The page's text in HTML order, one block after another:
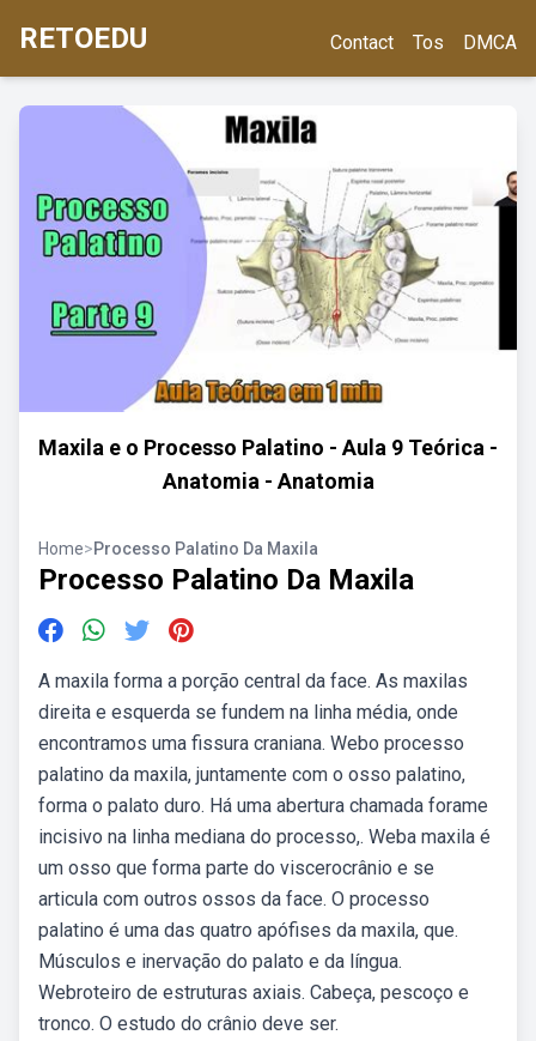
RETOEDU Contact Tos DMCA
Maxila e o Processo Palatino - Aula 9 Teórica -
Anatomia - Anatomia
Home>Processo Palatino Da Maxila
Processo Palatino Da Maxila
A maxila forma a porção central da face. As maxilas
direita e esquerda se fundem na linha média, onde
encontramos uma fissura craniana. Webo processo
palatino da maxila, juntamente com o osso palatino,
forma o palato duro. Há uma abertura chamada forame
incisivo na linha mediana do processo,. Weba maxila é
um osso que forma parte do viscerocrânio e se
articula com outros ossos da face. O processo
palatino é uma das quatro apófises da maxila, que.
Músculos e inervação do palato e da língua.
Webroteiro de estruturas axiais. Cabeça, pescoço e
tronco. O estudo do crânio deve ser.